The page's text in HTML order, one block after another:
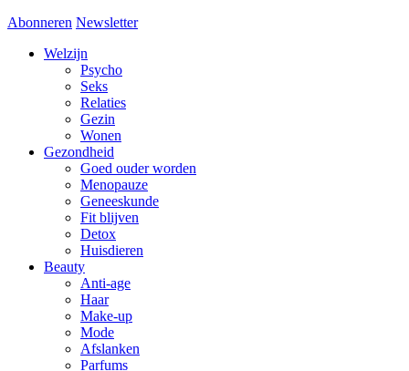
Abonneren Newsletter
Welzijn
Psycho
Seks
Relaties
Gezin
Wonen
Gezondheid
Goed ouder worden
Menopauze
Geneeskunde
Fit blijven
Detox
Huisdieren
Beauty
Anti-age
Haar
Make-up
Mode
Afslanken
Parfums